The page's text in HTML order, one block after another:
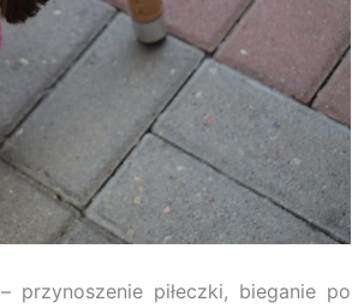
– przynoszenie piłeczki, bieganie po